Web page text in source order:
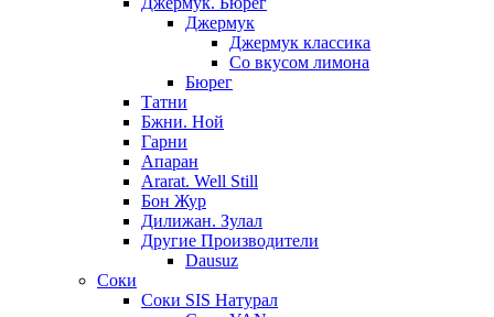
Джермук
Джермук классика
Со вкусом лимона
Бюрег
Татни
Бжни. Ной
Гарни
Апаран
Ararat. Well Still
Бон Жур
Дилижан. Зулал
Другие Производители
Dausuz
Соки
Соки SIS Натурал